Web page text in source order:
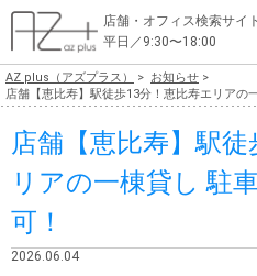
店舗・オフィス検索サイト
平日／9:30〜18:00
物件総合検索
エリアで探す
業種で探す
広さで探す
AZ plus（アズプラス）
お知らせ
店舗【恵比寿】駅徒歩13分！恵比寿エリアの
店舗【恵比寿】駅
リアの一棟貸し 駐
可！
2026.06.04